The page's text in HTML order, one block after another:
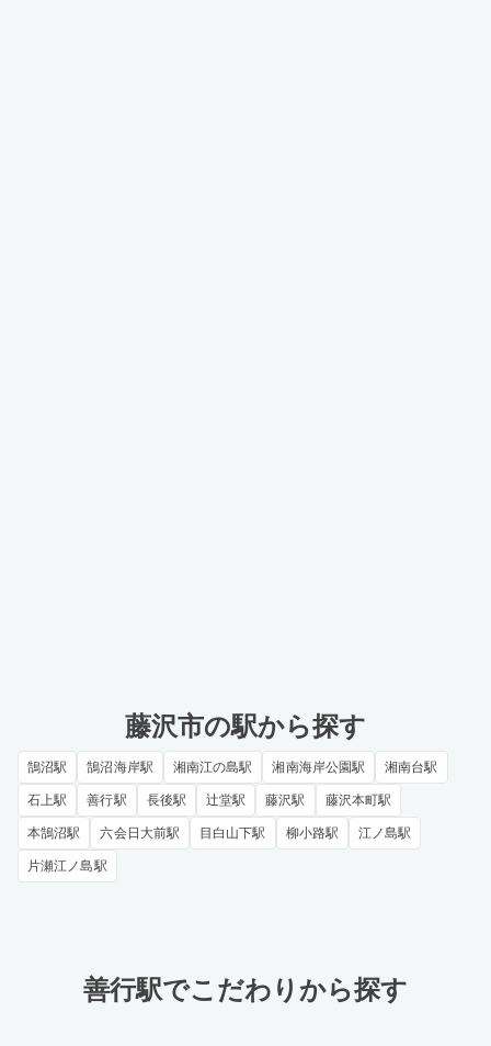
藤沢市の駅から探す
鵠沼駅 鵠沼海岸駅 湘南江の島駅 湘南海岸公園駅 湘南台駅
石上駅 善行駅 長後駅 辻堂駅 藤沢駅 藤沢本町駅
本鵠沼駅 六会日大前駅 目白山下駅 柳小路駅 江ノ島駅
片瀬江ノ島駅
善行駅でこだわりから探す